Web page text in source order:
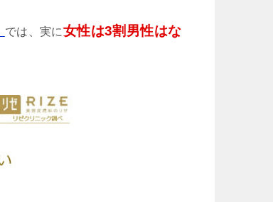
では、実に女性は3割男性はな